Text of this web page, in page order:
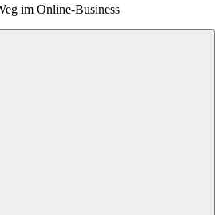
im Online-Business